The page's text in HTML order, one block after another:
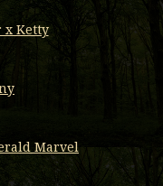
x Ketty
Marvel